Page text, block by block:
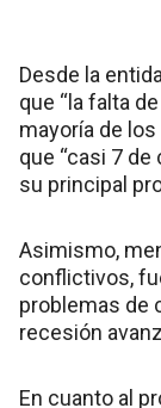
Desde la
que “la falta
mayoría de
que “casi 7
su principal
Asimismo,
conflictivos,
problemas de
recesión
En cuanto al